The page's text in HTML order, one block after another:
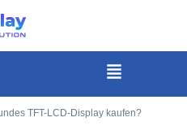
Menü
TFT-LCD-Display kaufen?